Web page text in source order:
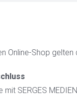
Online-Shop
SERGES